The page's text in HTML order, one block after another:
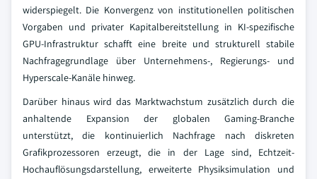
widerspiegelt. Die Konvergenz von institutionellen politischen
Vorgaben und privater Kapitalbereitstellung in KI-spezifische
GPU-Infrastruktur schafft eine breite und strukturell stabile
Nachfragegrundlage über Unternehmens-, Regierungs- und
Hyperscale-Kanäle hinweg.
Darüber hinaus wird das Marktwachstum zusätzlich durch die
anhaltende Expansion der globalen Gaming-Branche
unterstützt, die kontinuierlich Nachfrage nach diskreten
Grafikprozessoren erzeugt, die in der Lage sind, Echtzeit-
Hochauflösungsdarstellung, erweiterte Physiksimulation und